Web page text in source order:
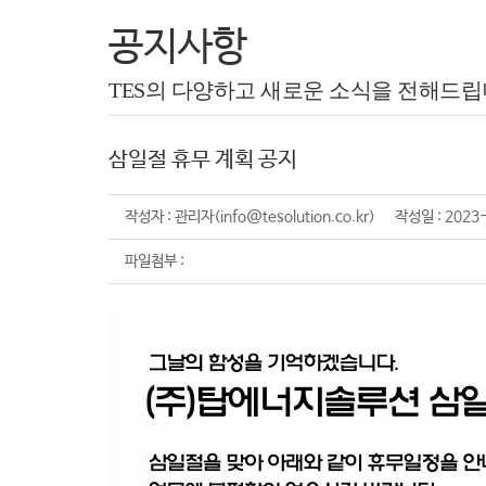
공지사항
TES의 다양하고 새로운 소식을 전해드
삼일절 휴무 계획 공지
작성자 : 관리자(info@tesolution.co.kr) 작성일 :
파일첨부 :